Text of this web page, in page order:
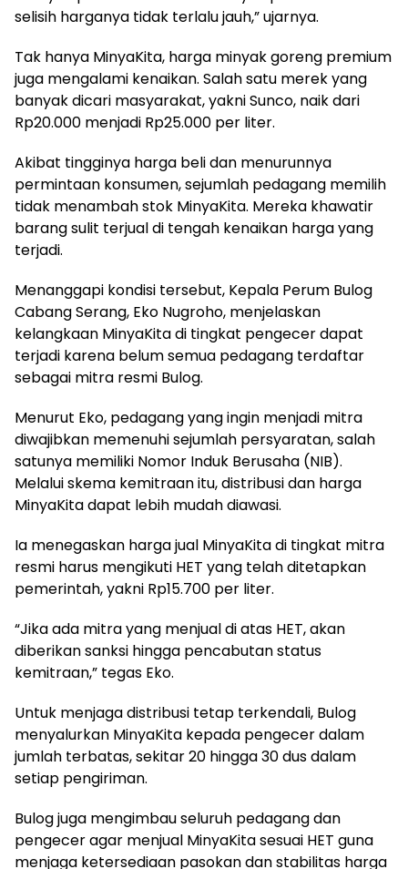
selisih harganya tidak terlalu jauh,” ujarnya.
Tak hanya MinyaKita, harga minyak goreng premium
juga mengalami kenaikan. Salah satu merek yang
banyak dicari masyarakat, yakni Sunco, naik dari
Rp20.000 menjadi Rp25.000 per liter.
Akibat tingginya harga beli dan menurunnya
permintaan konsumen, sejumlah pedagang memilih
tidak menambah stok MinyaKita. Mereka khawatir
barang sulit terjual di tengah kenaikan harga yang
terjadi.
Menanggapi kondisi tersebut, Kepala Perum Bulog
Cabang Serang, Eko Nugroho, menjelaskan
kelangkaan MinyaKita di tingkat pengecer dapat
terjadi karena belum semua pedagang terdaftar
sebagai mitra resmi Bulog.
Menurut Eko, pedagang yang ingin menjadi mitra
diwajibkan memenuhi sejumlah persyaratan, salah
satunya memiliki Nomor Induk Berusaha (NIB).
Melalui skema kemitraan itu, distribusi dan harga
MinyaKita dapat lebih mudah diawasi.
Ia menegaskan harga jual MinyaKita di tingkat mitra
resmi harus mengikuti HET yang telah ditetapkan
pemerintah, yakni Rp15.700 per liter.
“Jika ada mitra yang menjual di atas HET, akan
diberikan sanksi hingga pencabutan status
kemitraan,” tegas Eko.
Untuk menjaga distribusi tetap terkendali, Bulog
menyalurkan MinyaKita kepada pengecer dalam
jumlah terbatas, sekitar 20 hingga 30 dus dalam
setiap pengiriman.
Bulog juga mengimbau seluruh pedagang dan
pengecer agar menjual MinyaKita sesuai HET guna
menjaga ketersediaan pasokan dan stabilitas harga